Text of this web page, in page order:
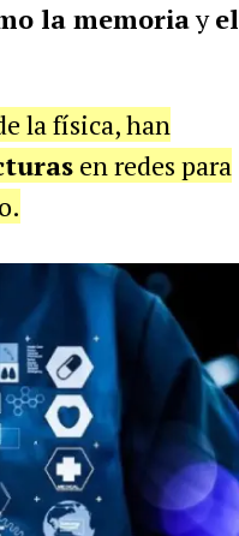
la memoriayel
la física, han
en redes para